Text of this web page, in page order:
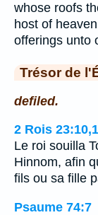
whose roofs
host of
offerings unto
Trésor de
defiled.
2 Rois
Le roi souilla
Hinnom, afin
fils ou sa fille
Psaume 74:7